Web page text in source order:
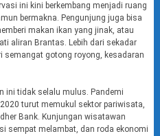
ini kini berkembang menjadi ruang
bermakna. Pengunjung juga bisa
makan ikan yang jinak, atau
aliran Brantas. Lebih dari sekadar
semangat gotong royong, kesadaran
ini tidak selalu mulus. Pandemi
turut memukul sektor pariwisata,
Bank. Kunjungan wisatawan
sempat melambat, dan roda ekonomi